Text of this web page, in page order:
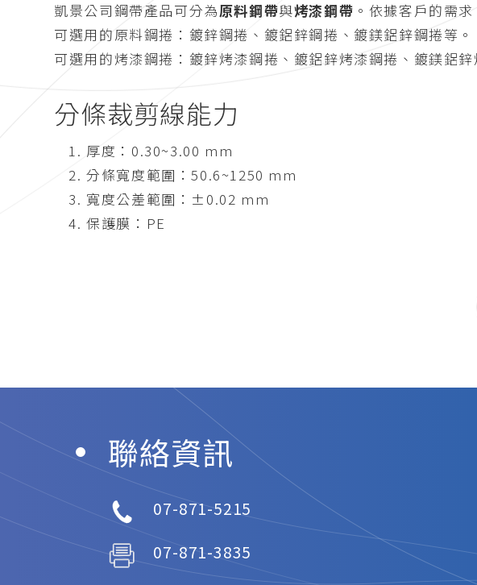
凱景公司鋼帶產品可分為原料鋼帶與烤漆鋼帶 。依據客戶的需
可選用的原料鋼捲：鍍鋅鋼捲、鍍鋁鋅鋼捲、鍍鎂鋁鋅鋼捲等。
可選用的烤漆鋼捲：鍍鋅烤漆鋼捲、鍍鋁鋅烤漆鋼捲、鍍鎂鋁鋅
分條裁剪線能力
厚度：0.30~3.00 mm
分條寬度範圍：50.6~1250 mm
寬度公差範圍：±0.02 mm
保護膜：PE
聯絡資訊
07-871-5215
07-871-3835